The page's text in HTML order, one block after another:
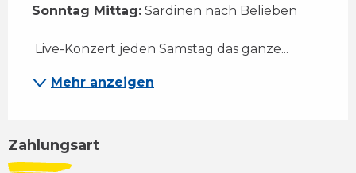
Sonntag Mittag: Sardinen nach Belieben
Live-Konzert jeden Samstag das ganze...
Mehr anzeigen
Zahlungsart